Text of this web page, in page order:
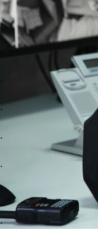
.
.
.
.
.